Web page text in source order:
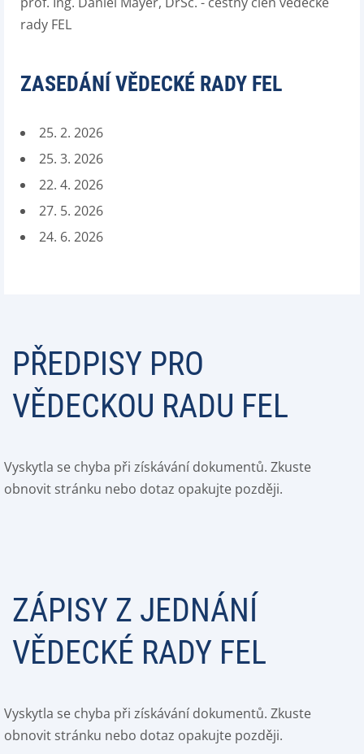
rady FEL
ZASEDÁNÍ VĚDECKÉ RADY FEL
25. 2. 2026
25. 3. 2026
22. 4. 2026
27. 5. 2026
24. 6. 2026
PŘEDPISY PRO
VĚDECKOU RADU FEL
Vyskytla se chyba při získávání dokumentů. Zkuste
obnovit stránku nebo dotaz opakujte později.
ZÁPISY Z JEDNÁNÍ
VĚDECKÉ RADY FEL
Vyskytla se chyba při získávání dokumentů. Zkuste
obnovit stránku nebo dotaz opakujte později.